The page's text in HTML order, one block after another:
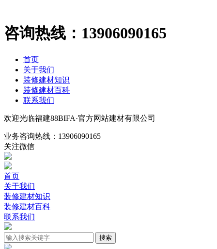
咨询热线： 13906090165
首页
关于我们
装修建材知识
装修建材百科
联系我们
欢迎光临福建88BIFA·官方网站建材有限公司
业务咨询热线： 13906090165
关注微信
首页
关于我们
装修建材知识
装修建材百科
联系我们